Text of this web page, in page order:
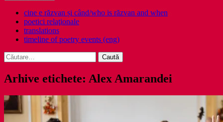
cine e răzvan și când/who is răzvan and when
poetici relaţionale
translations
timeline of poetry events (eng)
Caută
după:
Arhive etichete: Alex Amarandei